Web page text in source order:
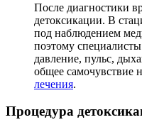
После диагностики
детоксикации. В
под наблюдением
поэтому
давление, пульс,
общее самочувствие
лечения.
Процедура